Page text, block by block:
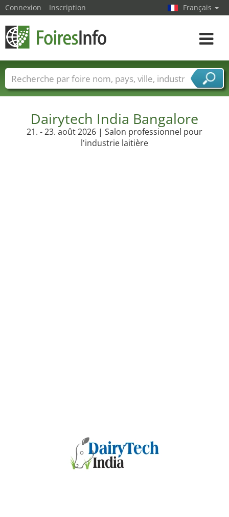
Dairytech India Bangalore
21. - 23. août 2026 | Salon professionnel pour
l'industrie laitière
Connexion Inscription Français
Toggle
Foire noms Pays Villes
Secteurs de foire